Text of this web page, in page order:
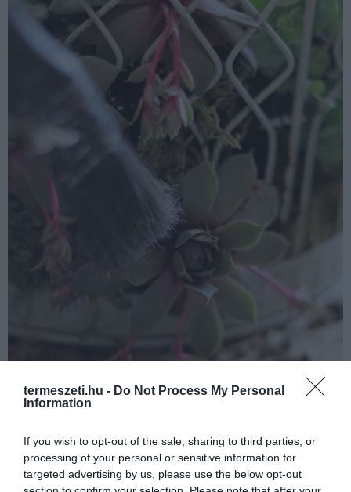
termeszeti.hu - Do Not Process My Personal
Information
If you wish to opt-out of the sale, sharing to third parties, or
processing of your personal or sensitive information for
targeted advertising by us, please use the below opt-out